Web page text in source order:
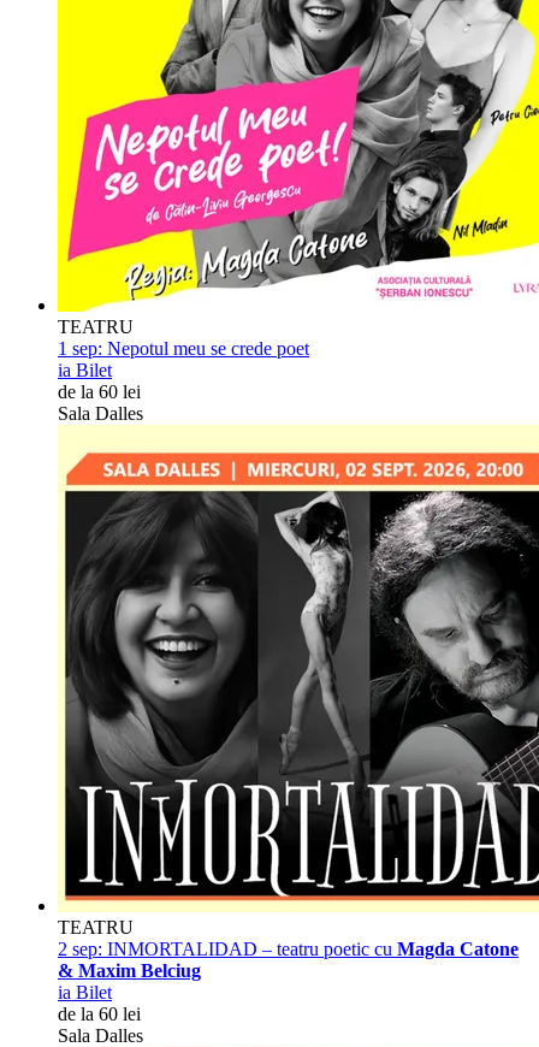
TEATRU
1 sep: Nepotul meu se crede poet
ia Bilet
de la 60 lei
Sala Dalles
TEATRU
2 sep: INMORTALIDAD – teatru poetic cu Magda Catone
& Maxim Belciug
ia Bilet
de la 60 lei
Sala Dalles